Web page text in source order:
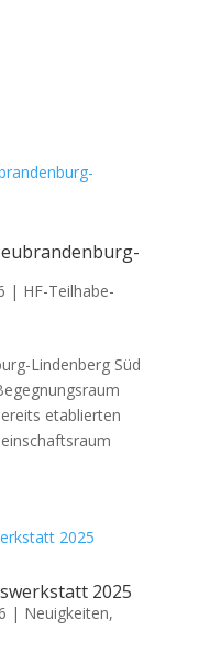
| HF-Teilhabe-
Lindenberg Süd
etablierten
2025
| Neuigkeiten,